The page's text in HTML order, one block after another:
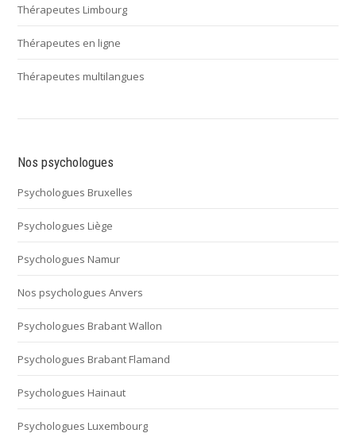
Thérapeutes Limbourg
Thérapeutes en ligne
Thérapeutes multilangues
Nos psychologues
Psychologues Bruxelles
Psychologues Liège
Psychologues Namur
Nos psychologues Anvers
Psychologues Brabant Wallon
Psychologues Brabant Flamand
Psychologues Hainaut
Psychologues Luxembourg